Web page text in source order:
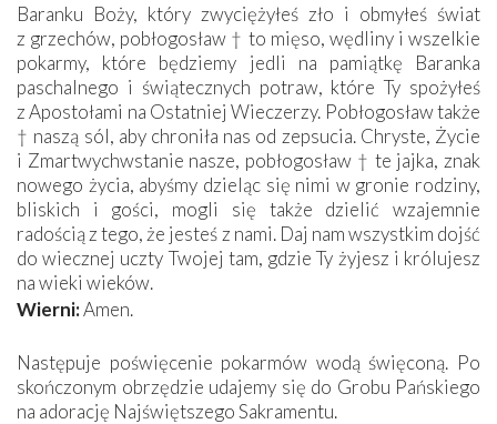
Baranku Boży, który zwyciężyłeś zło i obmyłeś świat
z grzechów, pobłogosław † to mięso, wędliny i wszelkie
pokarmy, które będziemy jedli na pamiątkę Baranka
paschalnego i świątecznych potraw, które Ty spożyłeś
z Apostołami na Ostatniej Wieczerzy. Pobłogosław także
† naszą sól, aby chroniła nas od zepsucia. Chryste, Życie
i Zmartwychwstanie nasze, pobłogosław † te jajka, znak
nowego życia, abyśmy dzieląc się nimi w gronie rodziny,
bliskich i gości, mogli się także dzielić wzajemnie
radością z tego, że jesteś z nami. Daj nam wszystkim dojść
do wiecznej uczty Twojej tam, gdzie Ty żyjesz i królujesz
na wieki wieków.
Wierni:Amen.
Następuje poświęcenie pokarmów wodą święconą. Po
skończonym obrzędzie udajemy się do Grobu Pańskiego
na adorację Najświętszego Sakramentu.